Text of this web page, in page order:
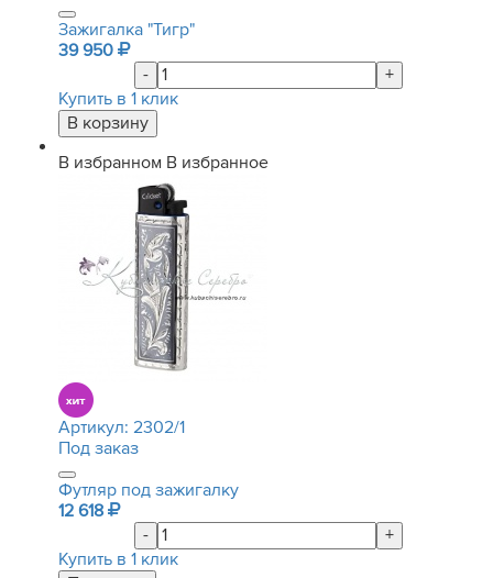
Зажигалка "Тигр"
39 950
-
+
Купить в 1 клик
В избранном В избранное
Артикул: 2302/1
Под заказ
Футляр под зажигалку
12 618
-
+
Купить в 1 клик